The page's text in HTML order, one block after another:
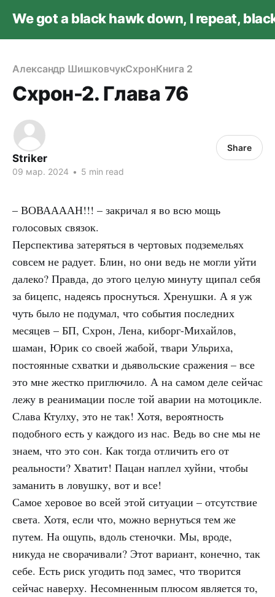
We got a black hawk down, I repeat,
Александр ШишковчукСхронКнига 2
Схрон-2. Глава 76
Striker
09 мар. 2024 • 5 min read
Share
– ВОВААААН!!! – закричал я во всю мощь
голосовых связок.
Перспектива затеряться в чертовых подземельях
совсем не радует. Блин, но они ведь не могли уйти
далеко? Правда, до этого целую минуту щипал себя
за бицепс, надеясь проснуться. Хренушки. А я уж
чуть было не подумал, что события последних
месяцев – БП, Схрон, Лена, киборг-Михайлов,
шаман, Юрик со своей жабой, твари Ульриха,
постоянные схватки и дьявольские сражения – все
это мне жестко приглючило. А на самом деле сейчас
лежу в реанимации после той аварии на мотоцикле.
Слава Ктулху, это не так! Хотя, вероятность
подобного есть у каждого из нас. Ведь во сне мы не
знаем, что это сон. Как тогда отличить его от
реальности? Хватит! Пацан наплел хуйни, чтобы
заманить в ловушку, вот и все!
Самое херовое во всей этой ситуации – отсутствие
света. Хотя, если что, можно вернуться тем же
путем. На ощупь, вдоль стеночки. Мы, вроде,
никуда не сворачивали? Этот вариант, конечно, так
себе. Есть риск угодить под замес, что творится
сейчас наверху. Несомненным плюсом является то,